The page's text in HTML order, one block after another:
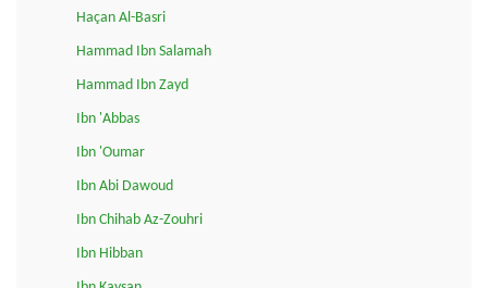
Haçan Al-Basri
Hammad Ibn Salamah
Hammad Ibn Zayd
Ibn 'Abbas
Ibn 'Oumar
Ibn Abi Dawoud
Ibn Chihab Az-Zouhri
Ibn Hibban